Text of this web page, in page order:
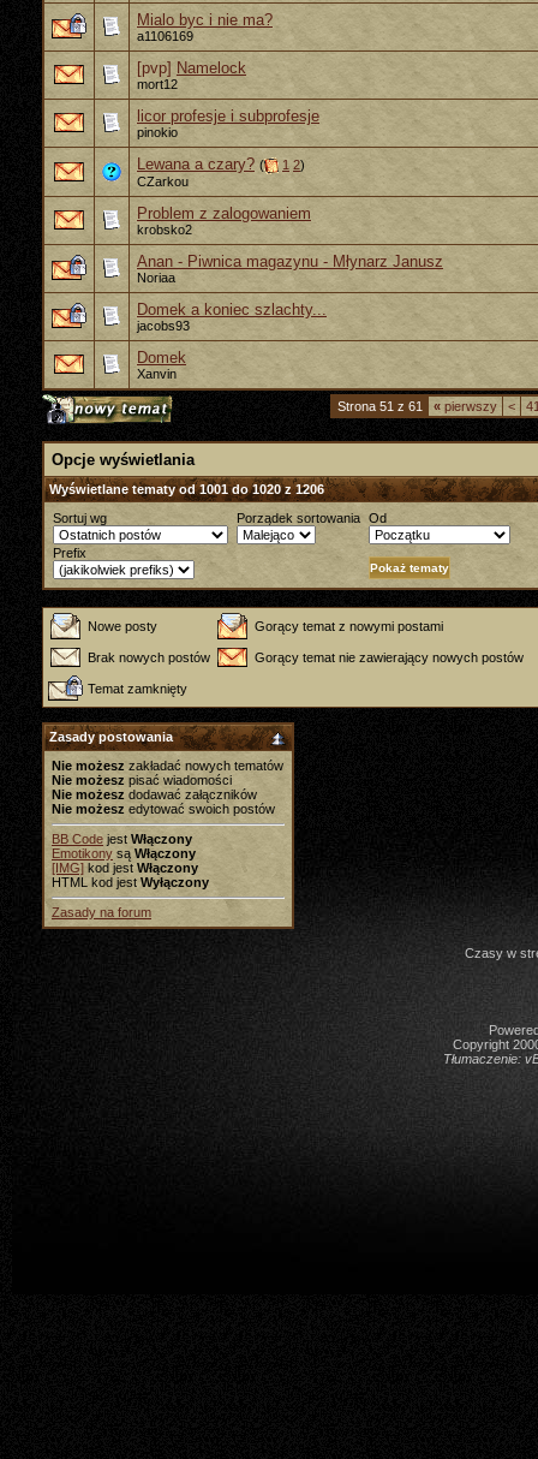
Mialo byc i nie ma?
a1106169
[pvp] Namelock
mort12
licor profesje i subprofesje
pinokio
Lewana a czary? ( 1 2)
CZarkou
Problem z zalogowaniem
krobsko2
Anan - Piwnica magazynu - Młynarz Janusz
Noriaa
Domek a koniec szlachty...
jacobs93
Domek
Xanvin
Strona 51 z 61 « pierwszy <
Opcje wyświetlania
Wyświetlane tematy od 1001 do 1020 z 1206
Sortuj wg
Porządek sortowania Od
Prefix
Nowe posty Gorący temat z nowymi postami
Brak nowych postów Gorący temat nie zawierający nowych postów
Temat zamknięty
Zasady postowania
Nie możesz zakładać nowych tematów
Nie możesz pisać wiadomości
Nie możesz dodawać załączników
Nie możesz edytować swoich postów
BB Code jest Włączony
Emotikony są Włączony
[IMG] kod jest Włączony
HTML kod jest Wyłączony
Zasady na forum
Czasy w
Copyright
Tłumaczenie: